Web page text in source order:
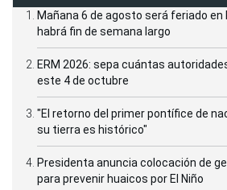
Mañana 6 de agosto será feriado en
habrá fin de semana largo
ERM 2026: sepa cuántas
este 4 de octubre
"El retorno del primer pontífice de
su tierra es histórico"
Presidenta anuncia colocación de
para prevenir huaicos por El Niño